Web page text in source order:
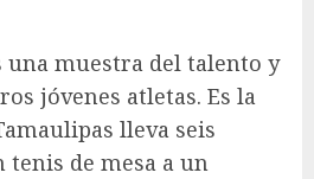
una muestra del talento y
jóvenes atletas. Es la
lleva seis
tenis de mesa a un